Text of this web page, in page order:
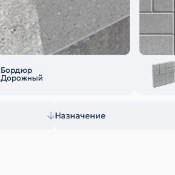
Бордюр
Дорожный
Назначение